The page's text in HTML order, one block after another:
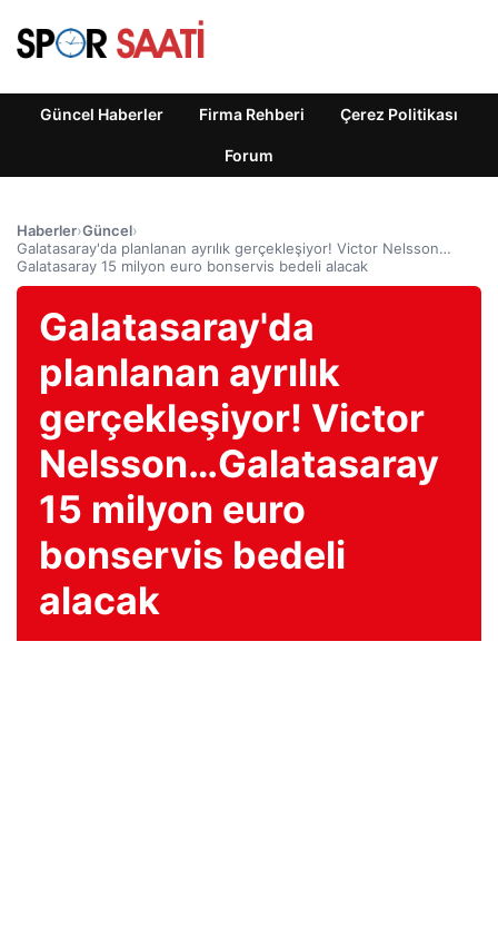
Güncel Haberler Firma Rehberi Çerez Politikası
Forum
Haberler›Güncel›
Galatasaray'da planlanan ayrılık gerçekleşiyor! Victor Nelsson…
Galatasaray 15 milyon euro bonservis bedeli alacak
Galatasaray'da
planlanan ayrılık
gerçekleşiyor! Victor
Nelsson…Galatasaray
15 milyon euro
bonservis bedeli
alacak